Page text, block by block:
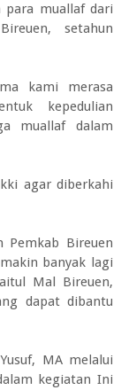
para muallaf dari
setahun
kami merasa
kepedulian
muallaf dalam
agar diberkahi
Pemkab Bireuen
banyak lagi
Mal Bireuen,
dapat dibantu
MA melalui
kegiatan Ini